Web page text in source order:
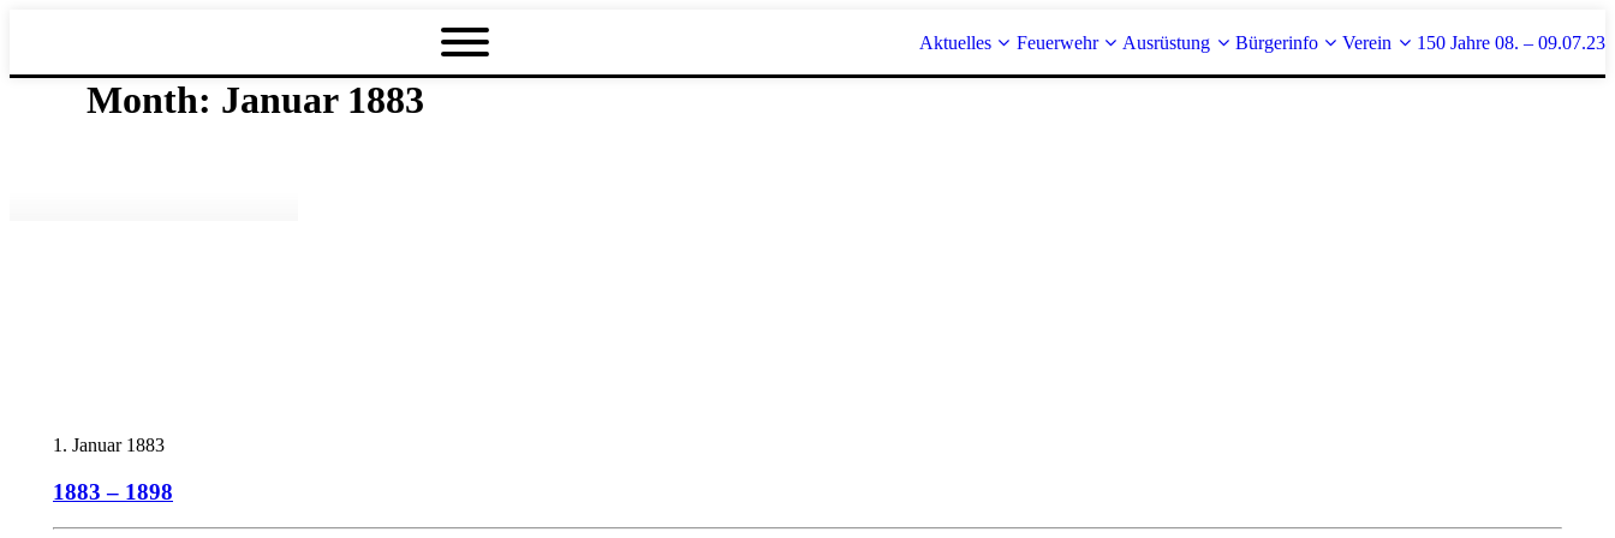
Aktuelles Feuerwehr Ausrüstung Bürgerinfo Verein 150 Jahre 08. – 09.07.23
Month: Januar 1883
1. Januar 1883
1883 – 1898